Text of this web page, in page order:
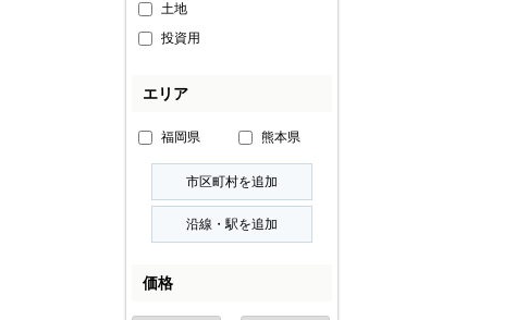
土地
投資用
エリア
福岡県 熊本県
価格